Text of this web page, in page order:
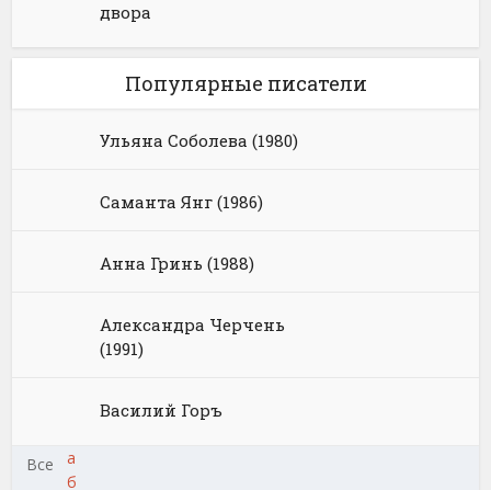
двора
Популярные писатели
Ульяна Соболева (1980)
Саманта Янг (1986)
Анна Гринь (1988)
Александра Черчень
(1991)
Василий Горъ
Все
а
б